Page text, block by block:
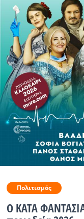
Κοινωνία
Πολιτική
Κόσμος
Ραδιόφωνο LIVE
Πολιτισμός
Πολιτισμός
O ΚΑΤΑ